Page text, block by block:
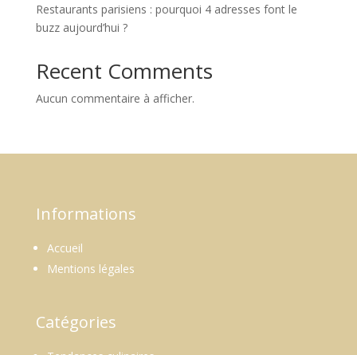
Restaurants parisiens : pourquoi 4 adresses font le
buzz aujourd’hui ?
Recent Comments
Aucun commentaire à afficher.
Informations
Accueil
Mentions légales
Catégories